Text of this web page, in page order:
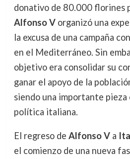
donativo de 80.000 florines
Alfonso Vorganizó una
la excusa de una campaña
en el Mediterráneo. Sin
objetivo era consolidar su
ganar el apoyo de la
siendo una importante
política italiana.
El regreso de Alfonso Va
el comienzo de una nueva